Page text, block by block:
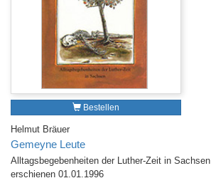
Bestellen
Helmut Bräuer
Gemeyne Leute
Alltagsbegebenheiten der Luther-Zeit in Sachsen
erschienen 01.01.1996